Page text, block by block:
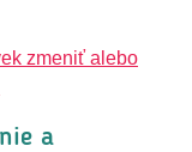
zmeniť alebo
a